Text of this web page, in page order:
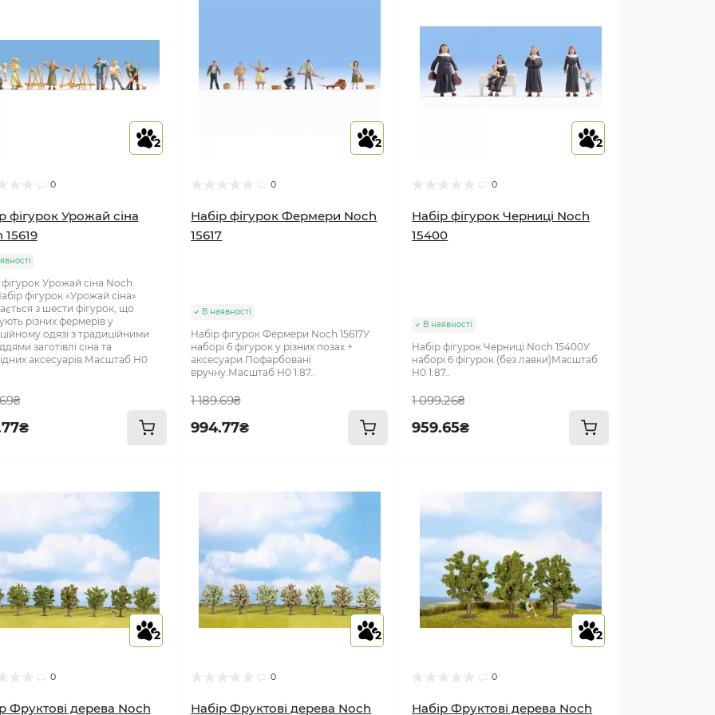
2
0
фігурок Урожай сіна
15619
фігурок Урожай сіна Noch
фігурок «Урожай сіна»
з шести фігурок, що
різних фермерів у
одязі з традиційними
заготівлі сіна та
аксесуарів.Масштаб Н0
2
0
Набір фігурок Фермери Noch
15617
В наявності
Набір фігурок Фермери Noch 15617У
наборі 6 фігурок у різних позах +
аксесуари.Пофарбовані
вручну.Масштаб Н0 1:87..
1 189.69₴
994.77₴
2
0
Набір фігурок Черниці Noch
15400
В наявності
Набір фігурок Черниці Noch 15400У
наборі 6 фігурок (без лавки)Масштаб
Н0 1:87..
1 099.26₴
959.65₴
2
0
Фруктові дерева Noch
2
0
Набір Фруктові дерева Noch
2
0
Набір Фруктові дерева Noch